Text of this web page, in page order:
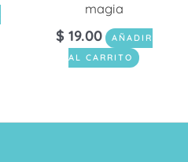
magia
$ 19.00
AÑADIR
AL CARRITO